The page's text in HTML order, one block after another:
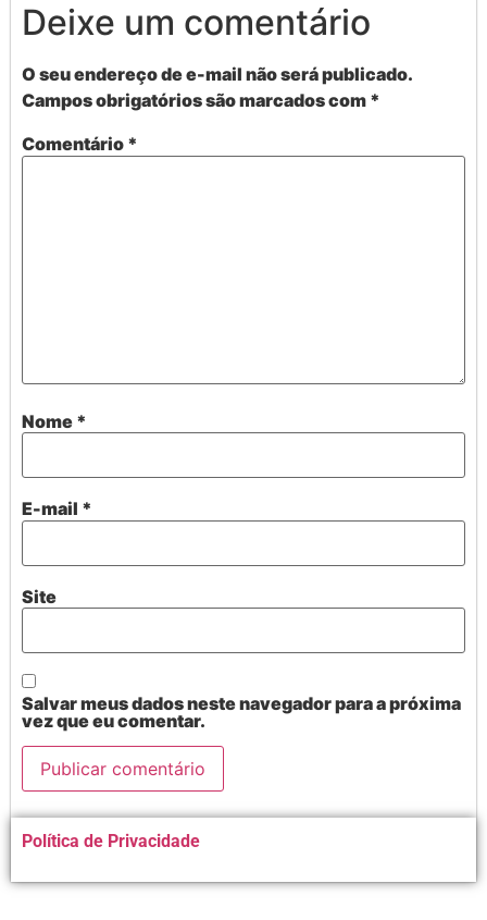
Deixe um comentário
O seu endereço de e-mail não será publicado.
Campos obrigatórios são marcados com *
Comentário *
Nome *
E-mail *
Site
Salvar meus dados neste navegador para a próxima
vez que eu comentar.
Alternative:
Política de Privacidade